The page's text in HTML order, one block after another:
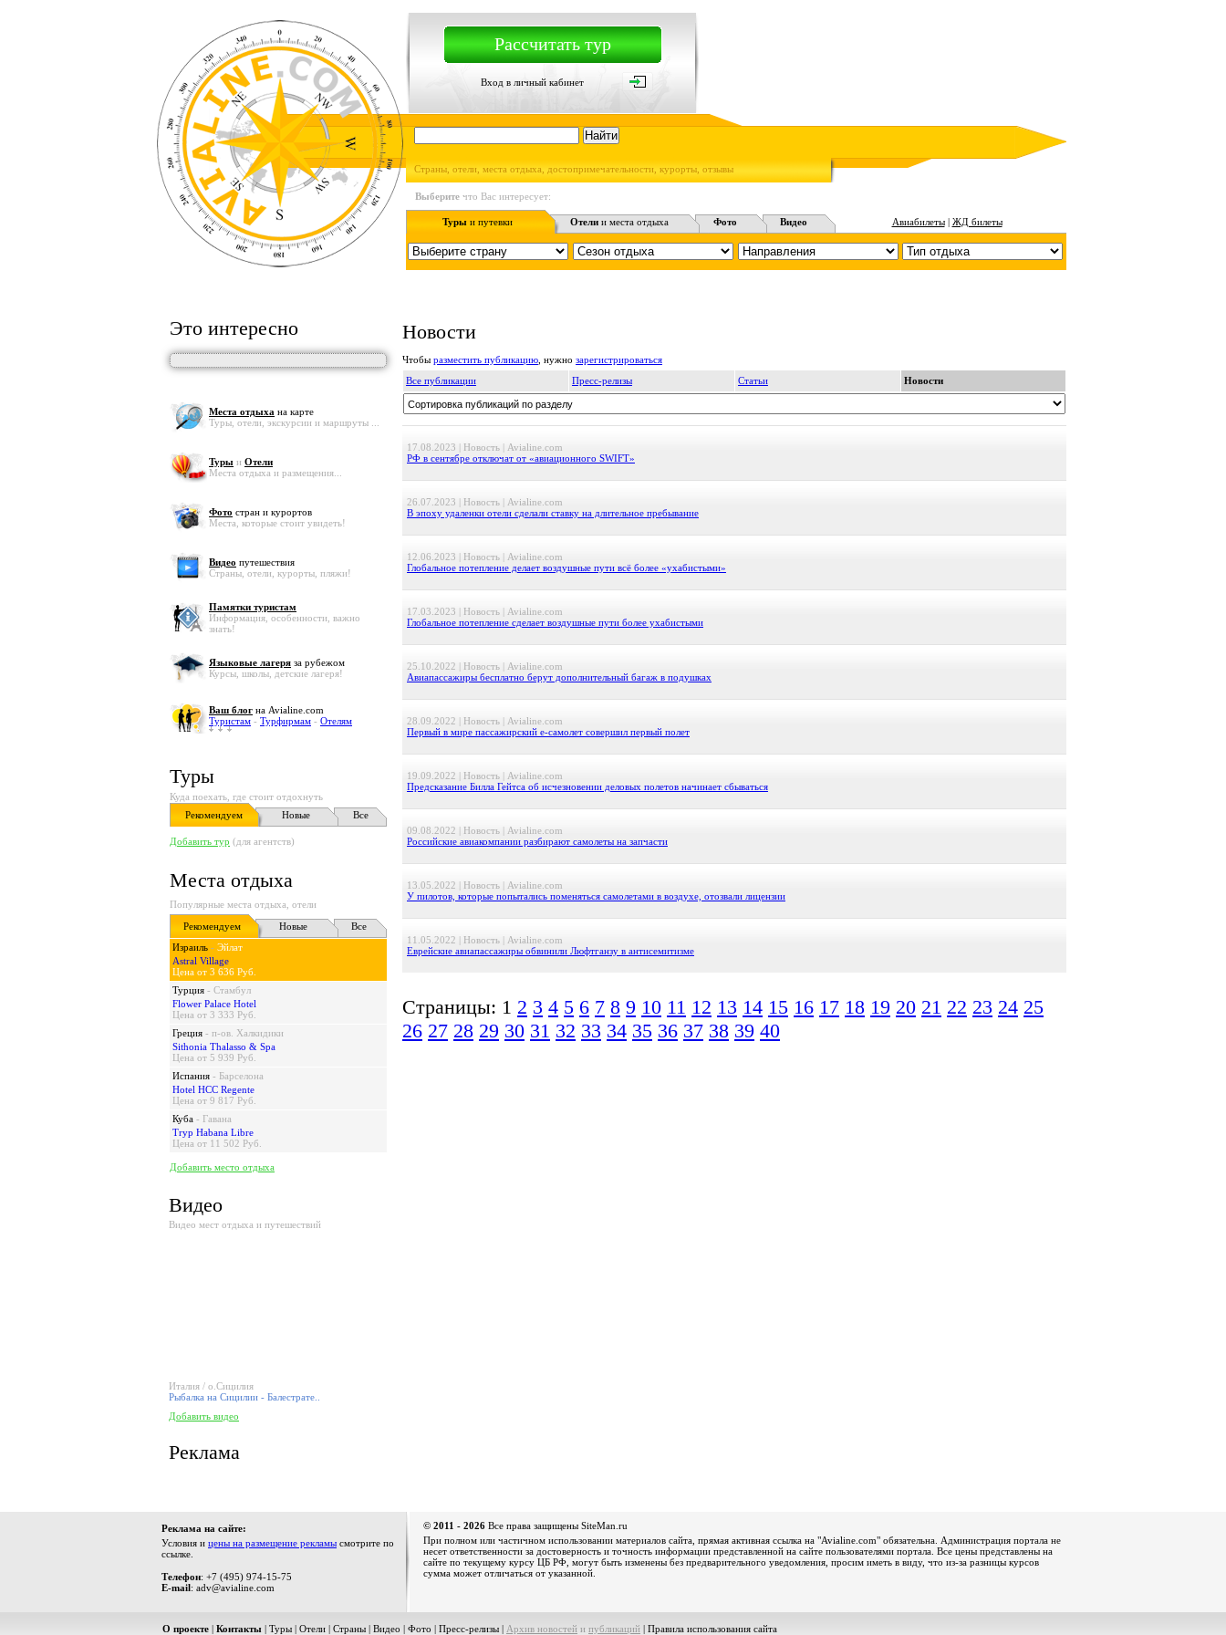
Рассчитать тур
Вход в личный кабинет
Страны, отели, места отдыха, достопримечательности, курорты, отзывы
Выберите что Вас интересует:
Турыи путевки Отели и места отдыха Фото Видео Авиабилеты| ЖД билеты
Это интересно
Места отдыха на карте
Туры, отели, экскурсии и маршруты ...
Туры и Отели
Места отдыха и размещения...
Фото стран и курортов
Места, которые стоит увидеть!
Видео путешествия
Страны, отели, курорты, пляжи!
Памятки туристам
Информация, особенности, важно
знать!
Языковые лагеря за рубежом
Курсы, школы, детские лагеря!
Ваш блог на Avialine.com
Туристам - Турфирмам - Отелям
Туры
Куда поехать, где стоит отдохнуть
Рекомендуем
Новые Все
Добавить тур (для агентств)
Места отдыха
Популярные места отдыха, отели
Рекомендуем
Новые
Все
Израиль - Эйлат
Astral Village
Цена от 3 636 Руб.
Турция - Стамбул
Flower Palace Hotel
Цена от 3 333 Руб.
Греция - п-ов. Халкидики
Sithonia Thalasso & Spa
Цена от 5 939 Руб.
Испания - Барселона
Hotel HCC Regente
Цена от 9 817 Руб.
Куба - Гавана
Tryp Habana Libre
Цена от 11 502 Руб.
Добавить место отдыха
Видео
Видео мест отдыха и путешествий
Италия / о.Сицилия
Рыбалка на Сицилии - Балестрате..
Добавить видео
Реклама
Новости
Чтобы разместить публикацию , нужно зарегистрироваться
Все публикации
Пресс-релизы Статьи Новости
17.08.2023 | Новость | Avialine.com
РФ в сентябре отключат от «авиационного SWIFT»
26.07.2023 | Новость | Avialine.com
В эпоху удаленки отели сделали ставку на длительное пребывание
12.06.2023 | Новость | Avialine.com
Глобальное потепление делает воздушные пути всё более «ухабистыми»
17.03.2023 | Новость | Avialine.com
Глобальное потепление сделает воздушные пути более ухабистыми
25.10.2022 | Новость | Avialine.com
Авиапассажиры бесплатно берут дополнительный багаж в подушках
28.09.2022 | Новость | Avialine.com
Первый в мире пассажирский e-самолет совершил первый полет
19.09.2022 | Новость | Avialine.com
Предсказание Билла Гейтса об исчезновении деловых полетов начинает сбываться
09.08.2022 | Новость | Avialine.com
Российские авиакомпании разбирают самолеты на запчасти
13.05.2022 | Новость | Avialine.com
У пилотов, которые попытались поменяться самолетами в воздухе, отозвали лицензии
11.05.2022 | Новость | Avialine.com
Еврейские авиапассажиры обвинили Люфтганзу в антисемитизме
Страницы: 1 2 3 4 5 6 7 8 9 10 11 12 13 14 15 16 17 18 19 20 21 22 23 24 25
26 27 28 29 30 31 32 33 34 35 36 37 38 39 40
Реклама на сайте:
Условия и цены на размещение рекламы смотрите по
ссылке.
Телефон: +7 (495) 974-15-75
E-mail: adv@avialine.com
© 2011 - 2026 Все права защищены SiteMan.ru
При полном или частичном использовании материалов сайта, прямая активная ссылка на "Avialine.com" обязательна. Администрация портала не
несет ответственности за достоверность и точность информации представленной на сайте пользователями портала. Все цены представлены на
сайте по текущему курсу ЦБ РФ, могут быть изменены без предварительного уведомления, просим иметь в виду, что из-за разницы курсов
сумма может отличаться от указанной.
О проекте | Контакты | Туры | Отели | Страны | Видео | Фото | Пресс-релизы | Архив новостей и публикаций | Правила использования сайта